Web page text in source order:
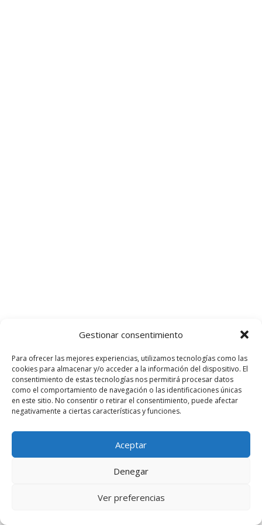
Gestionar consentimiento
Para ofrecer las mejores experiencias, utilizamos tecnologías como las
cookies para almacenar y/o acceder a la información del dispositivo. El
consentimiento de estas tecnologías nos permitirá procesar datos
como el comportamiento de navegación o las identificaciones únicas
en este sitio. No consentir o retirar el consentimiento, puede afectar
negativamente a ciertas características y funciones.
Aceptar
Denegar
Ver preferencias